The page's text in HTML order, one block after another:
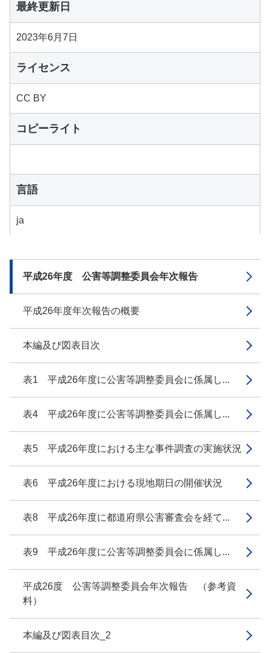
平成26年度 公害等調整委員会年次報告
平成26年度年次報告の概要
本編及び図表目次
表1 平成26年度に公害等調整委員会に係属し...
表4 平成26年度に公害等調整委員会に係属し...
表5 平成26年度における主な事件調査の実施状況
表6 平成26年度における現地期日の開催状況
表8 平成26年度に都道府県公害審査会を経て...
表9 平成26年度に公害等調整委員会に係属し...
平成26度 公害等調整委員会年次報告 （参考資
料）
本編及び図表目次_2
最終更新日
2023年6月7日
ライセンス
CC BY
コピーライト
言語
ja